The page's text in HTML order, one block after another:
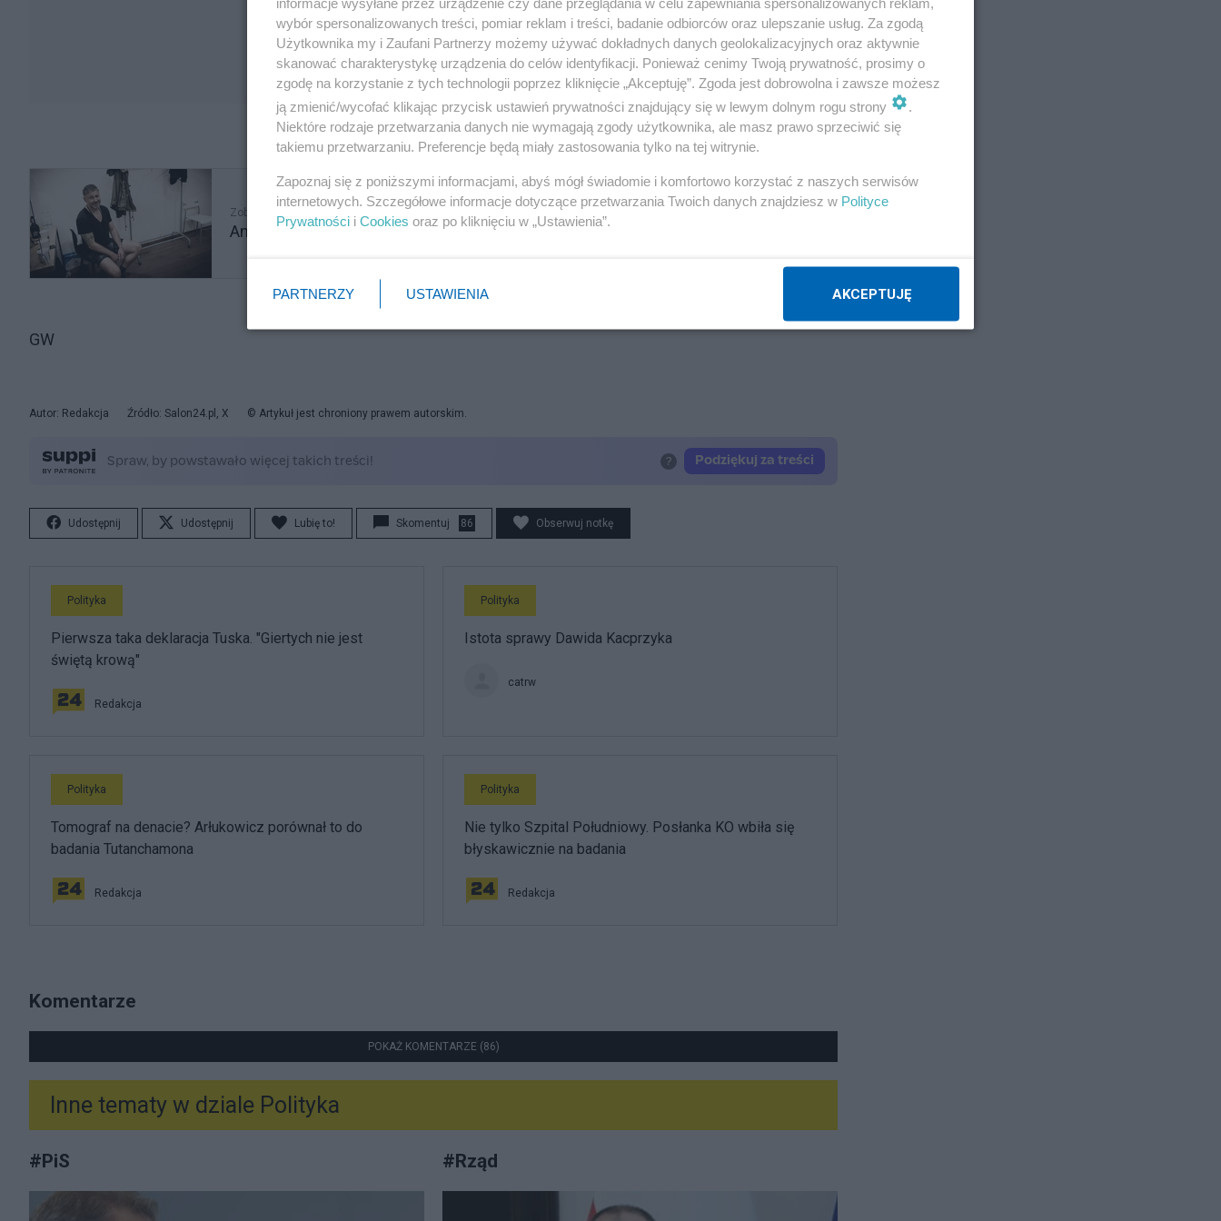
Reklama
Zobacz także
Andrzej Piaseczny ma pretensje do rządu Tuska. "Boją się łatki tęczowych"
GW
Autor: Redakcja Źródło: Salon24.pl, X © Artykuł jest chroniony prawem autorskim.
Udostępnij Udostępnij Lubię to! Skomentuj 86 Obserwuj notkę
Polityka
Pierwsza taka deklaracja Tuska. "Giertych nie jest
świętą krową"
Redakcja
Polityka
Istota sprawy Dawida Kacprzyka
catrw
Polityka
Tomograf na denacie? Arłukowicz porównał to do
badania Tutanchamona
Redakcja
Polityka
Nie tylko Szpital Południowy. Posłanka KO wbiła się
błyskawicznie na badania
Redakcja
Komentarze
POKAŻ KOMENTARZE (86)
Inne tematy w dziale Polityka
#PiS #Rząd
wybór spersonalizowanych treści, pomiar reklam i treści, badanie odbiorców oraz ulepszanie usług. Za zgodą
Użytkownika my i Zaufani Partnerzy możemy używać dokładnych danych geolokalizacyjnych oraz aktywnie
skanować charakterystykę urządzenia do celów identyfikacji. Ponieważ cenimy Twoją prywatność, prosimy o
zgodę na korzystanie z tych technologii poprzez kliknięcie „Akceptuję”. Zgoda jest dobrowolna i zawsze możesz
ją zmienić/wycofać klikając przycisk ustawień prywatności znajdujący się w lewym dolnym rogu strony
.
Niektóre rodzaje przetwarzania danych nie wymagają zgody użytkownika, ale masz prawo sprzeciwić się
takiemu przetwarzaniu. Preferencje będą miały zastosowania tylko na tej witrynie.
Zapoznaj się z poniższymi informacjami, abyś mógł świadomie i komfortowo korzystać z naszych serwisów
internetowych. Szczegółowe informacje dotyczące przetwarzania Twoich danych znajdziesz w Polityce
Prywatności i Cookies oraz po kliknięciu w „Ustawienia”.
PARTNERZY USTAWIENIA AKCEPTUJĘ